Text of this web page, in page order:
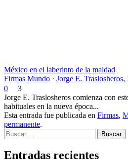
México en el laberinto de la maldad
Firmas Mundo · Jorge E. Traslosheros,
0
3
Jorge E. Traslosheros comienza con
habituales en la nueva época...
Esta entrada fue publicada en Firmas,
permanente.
Buscar
Entradas recientes